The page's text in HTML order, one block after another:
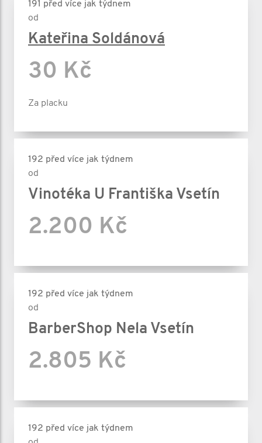
191 před více jak týdnem
od
Kateřina Soldánová
30 Kč
Za placku
192 před více jak týdnem
od
Vinotéka U Františka Vsetín
2.200 Kč
192 před více jak týdnem
od
BarberShop Nela Vsetín
2.805 Kč
192 před více jak týdnem